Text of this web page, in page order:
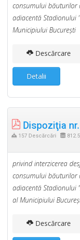
consumului băuturilor
adiacentă Stadionului
Municipiului Bucureşti
Descărcare
Detalii
Dispoziţia
157 Descărcări
privind interzicerea
consumului băuturilor
adiacentă Stadionului
al Municipiului
Descărcare